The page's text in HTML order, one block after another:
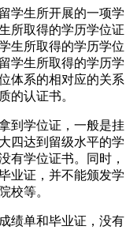
学生所开展的一项学
所取得的学历学位证
生所取得的学历学位
学生所取得的学历学
体系的相对应的关系
的认证书。
到学位证，一般是挂
四达到留级水平的学
有学位证书。同时，
业证，并不能颁发学
校等。
绩单和毕业证，没有